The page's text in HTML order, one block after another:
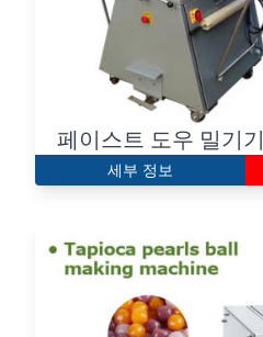
페이스트 도우 밀기기
세부 정보